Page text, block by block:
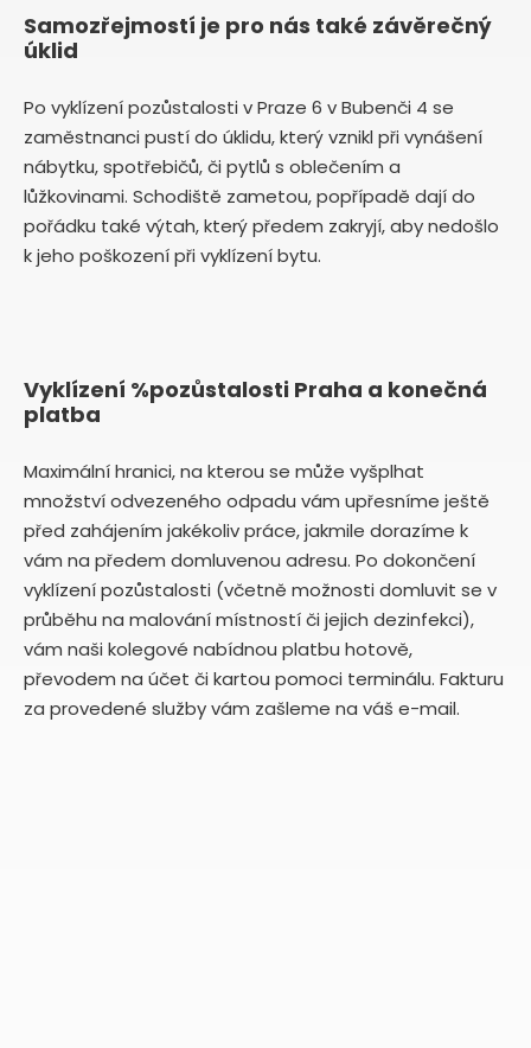
Samozřejmostí je pro nás také závěrečný
úklid
Po vyklízení pozůstalosti v Praze 6 v Bubenči 4 se
zaměstnanci pustí do úklidu, který vznikl při vynášení
nábytku, spotřebičů, či pytlů s oblečením a
lůžkovinami. Schodiště zametou, popřípadě dají do
pořádku také výtah, který předem zakryjí, aby nedošlo
k jeho poškození při vyklízení bytu.
Vyklízení %pozůstalosti Praha a konečná
platba
Maximální hranici, na kterou se může vyšplhat
množství odvezeného odpadu vám upřesníme ještě
před zahájením jakékoliv práce, jakmile dorazíme k
vám na předem domluvenou adresu. Po dokončení
vyklízení pozůstalosti (včetně možnosti domluvit se v
průběhu na malování místností či jejich dezinfekci),
vám naši kolegové nabídnou platbu hotově,
převodem na účet či kartou pomoci terminálu. Fakturu
za provedené služby vám zašleme na váš e-mail.